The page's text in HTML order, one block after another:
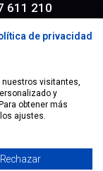
611 210
de Privacidad
de privacidad
nuestros visitantes,
y
obtener más
ajustes.
Rechazar